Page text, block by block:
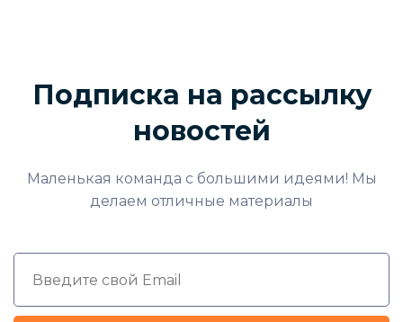
Подписка на рассылку
новостей
Маленькая команда с большими идеями! Мы
делаем отличные материалы